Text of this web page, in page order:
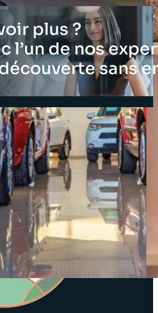
plus ?
l’un de nos
sans